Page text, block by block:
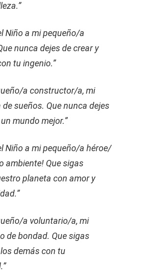
Niño a mi pequeño/a
nunca dejes de crear y
tu ingenio.”
a constructor/a, mi
sueños. Que nunca dejes
mundo mejor.”
Niño a mi pequeño/a héroe/
ambiente! Que sigas
planeta con amor y
a voluntario/a, mi
de bondad. Que sigas
demás con tu